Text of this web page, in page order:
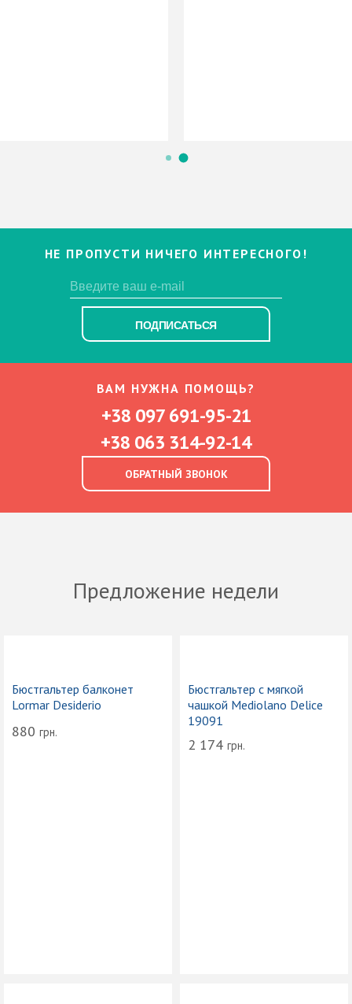
НЕ ПРОПУСТИ НИЧЕГО ИНТЕРЕСНОГО!
ПОДПИСАТЬСЯ
ВАМ НУЖНА ПОМОЩЬ?
+38 097 691-95-21
+38 063 314-92-14
ОБРАТНЫЙ ЗВОНОК
Предложение недели
Бюстгальтер балконет
Lormar Desiderio
880 грн.
Бюстгальтер с мягкой
чашкой Mediolano Delice
19091
2 174 грн.